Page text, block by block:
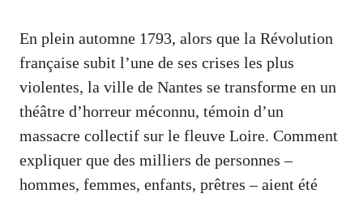
En plein automne 1793, alors que la Révolution
française subit l’une de ses crises les plus
violentes, la ville de Nantes se transforme en un
théâtre d’horreur méconnu, témoin d’un
massacre collectif sur le fleuve Loire. Comment
expliquer que des milliers de personnes –
hommes, femmes, enfants, prêtres – aient été